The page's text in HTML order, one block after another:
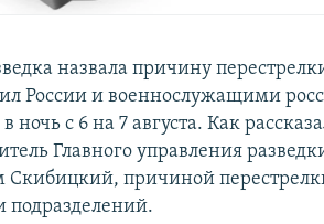
назвала причину
России и военнослужащими
ночь с 6 на 7 августа. Как
Главного управления
причиной перестрелки